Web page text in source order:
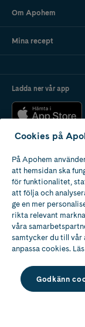
Om Apohem
Mina recept
Ladda ner vår app
Apotek med
av
Cookies på
På Apohem
att hemsidan ska
för funktionalitet,
att följa och
ge en mer
rikta relevant
våra
samtycker du till vår
anpassa cookies.
Godkänn